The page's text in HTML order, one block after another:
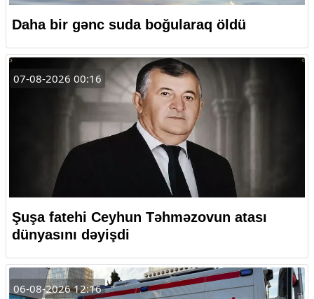
Daha bir gənc suda boğularaq öldü
07-08-2026 00:16
Şuşa fatehi Ceyhun Təhməzovun atası
dünyasını dəyişdi
06-08-2026 12:16